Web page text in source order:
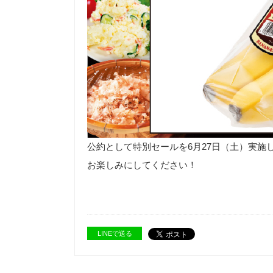
公約として特別セールを6月27日（土）実施
お楽しみにしてください！
LINEで送る